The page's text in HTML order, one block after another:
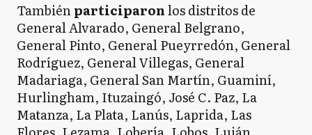
Tambiénparticiparonlos distritos de
General Alvarado, General Belgrano,
General Pinto, General Pueyrredón, General
Rodríguez, General Villegas, General
Madariaga, General San Martín, Guaminí,
Hurlingham, Ituzaingó, José C. Paz, La
Matanza, La Plata, Lanús, Laprida, Las